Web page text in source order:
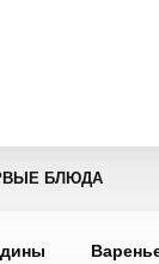
БЛЮДА